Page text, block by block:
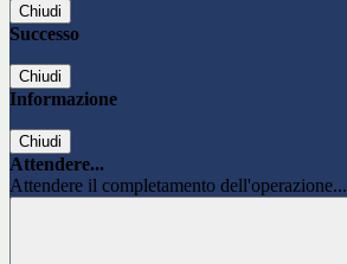
Chiudi
Successo
Chiudi
Informazione
Chiudi
Attendere...
Attendere il completamento dell'operazione...